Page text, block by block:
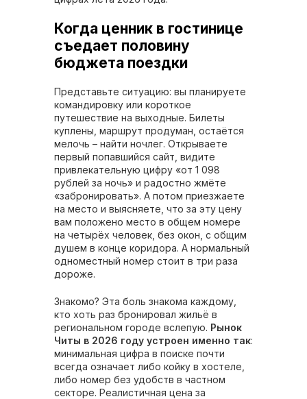
Когда ценник в гостинице
съедает половину
бюджета поездки
Представьте ситуацию: вы планируете
командировку или короткое
путешествие на выходные. Билеты
куплены, маршрут продуман, остаётся
мелочь – найти ночлег. Открываете
первый попавшийся сайт, видите
привлекательную цифру «от 1 098
рублей за ночь» и радостно жмёте
«забронировать». А потом приезжаете
на место и выясняете, что за эту цену
вам положено место в общем номере
на четырёх человек, без окон, с общим
душем в конце коридора. А нормальный
одноместный номер стоит в три раза
дороже.
Знакомо? Эта боль знакома каждому,
кто хоть раз бронировал жильё в
региональном городе вслепую. Рынок
Читы в 2026 году устроен именно так:
минимальная цифра в поиске почти
всегда означает либо койку в хостеле,
либо номер без удобств в частном
секторе. Реалистичная цена за